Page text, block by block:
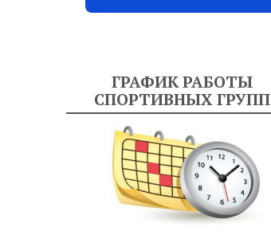
ГРАФИК РАБОТЫ
СПОРТИВНЫХ ГРУПП